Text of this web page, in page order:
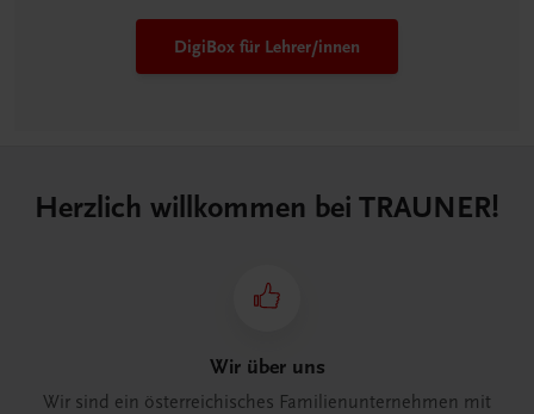
DigiBox für Lehrer/innen
Herzlich willkommen bei TRAUNER!
Wir über uns
Wir sind ein österreichisches Familienunternehmen mit